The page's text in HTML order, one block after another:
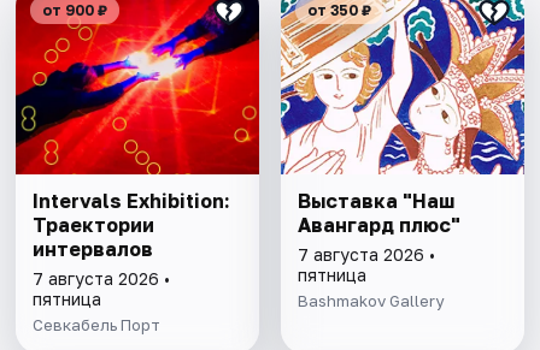
от 900 ₽
Intervals Exhibition:
Траектории
интервалов
7 августа 2026 •
пятница
Севкабель Порт
от 350 ₽
Выставка "Наш
Авангард плюс"
7 августа 2026 •
пятница
Bashmakov Gallery